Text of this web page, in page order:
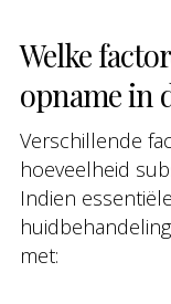
Welke
opname in
Verschillende
hoeveelheid
Indien
met: